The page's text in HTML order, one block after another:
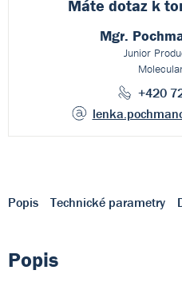
Máte dotaz k
Mgr.
Junior
+420
Popis Technické parametry
Popis